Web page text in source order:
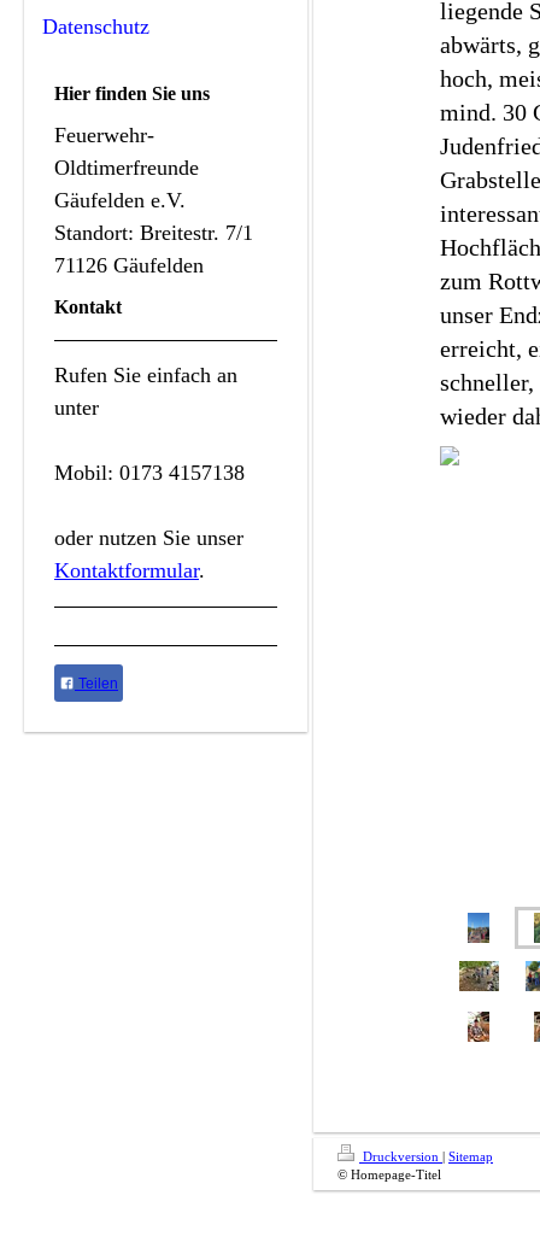
Datenschutz
Hier finden Sie uns
Feuerwehr-
Oldtimerfreunde
Gäufelden e.V.
Standort: Breitestr. 7/1
71126 Gäufelden
Kontakt
Rufen Sie einfach an
unter
Mobil: 0173 4157138
oder nutzen Sie unser
Kontaktformular.
Teilen
liegende
abwärts,
hoch,
mind. 30
zum
unser
erreicht,
wieder
Druckversion | Sitemap
© Homepage-Titel